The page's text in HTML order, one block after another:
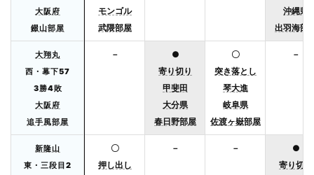
大阪府
錣山部屋
モンゴル
武隈部屋
沖縄県
出羽海部
大翔丸
西・幕下57
3勝4敗
大阪府
追手風部屋
－
●
寄り切り
甲斐田
大分県
春日野部屋
〇
突き落とし
琴大進
岐阜県
佐渡ヶ嶽部屋
－
新隆山
東・三段目2
〇
押し出し
－ －
●
寄り切り